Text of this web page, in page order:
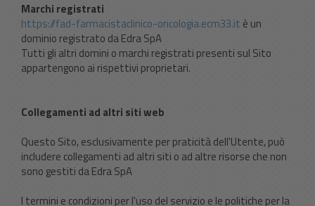
Marchi registrati
https://fad-farmacistaclinico-oncologia.ecm33.it è un
dominio registrato da Edra SpA
Tutti gli altri domini o marchi registrati presenti sul Sito
appartengono ai rispettivi proprietari.
Collegamenti ad altri siti web
Questo Sito, esclusivamente per praticità dell'Utente, può
includere collegamenti ad altri siti o ad altre risorse che non
sono gestiti da Edra SpA
I termini e condizioni per l'uso del servizio e le politiche per la